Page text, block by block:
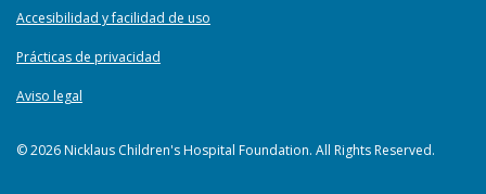
Accesibilidad y facilidad de uso
Prácticas de privacidad
Aviso legal
© 2026 Nicklaus Children's Hospital Foundation. All Rights Reserved.